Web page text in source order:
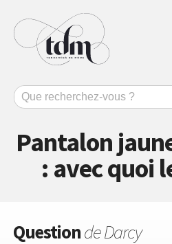
Pantalon
: avec quoi
Questionde Darcy